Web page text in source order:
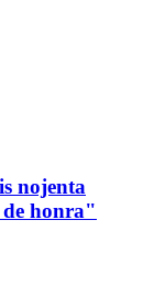
nojenta
honra"